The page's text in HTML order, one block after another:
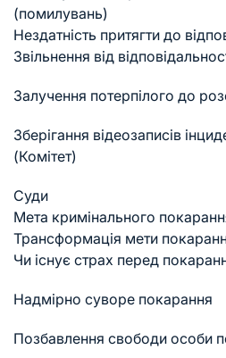
(помилувань)
Нездатність притягти до
Звільнення від
Залучення потерпілого до
Зберігання відеозаписів
(Комітет)
Суди
Мета кримінального
Трансформація мети
Чи існує страх перед
Надмірно суворе покарання
Позбавлення свободи особи